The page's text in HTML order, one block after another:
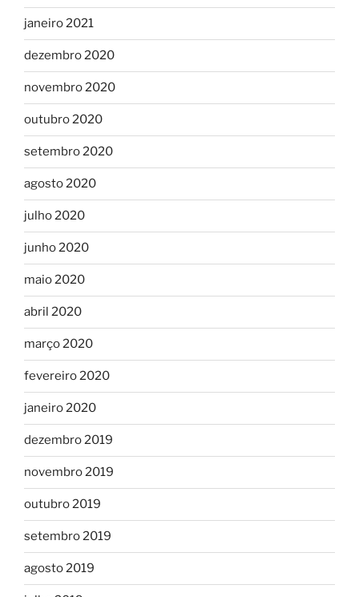
janeiro 2021
dezembro 2020
novembro 2020
outubro 2020
setembro 2020
agosto 2020
julho 2020
junho 2020
maio 2020
abril 2020
março 2020
fevereiro 2020
janeiro 2020
dezembro 2019
novembro 2019
outubro 2019
setembro 2019
agosto 2019